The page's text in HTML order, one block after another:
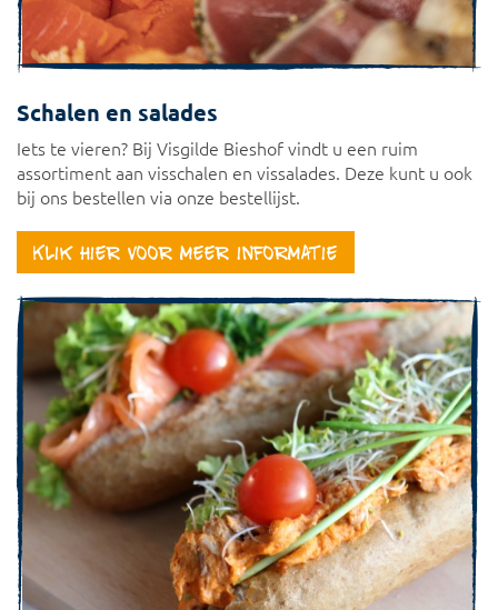
Schalen en salades
Iets te vieren? Bij Visgilde Bieshof vindt u een ruim
assortiment aan visschalen en vissalades. Deze kunt u ook
bij ons bestellen via onze bestellijst.
Klik hier voor meer informatie